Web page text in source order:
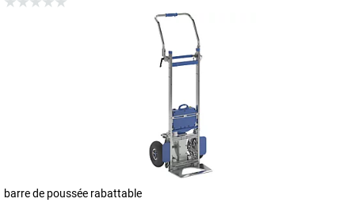
barre de poussée rabattable